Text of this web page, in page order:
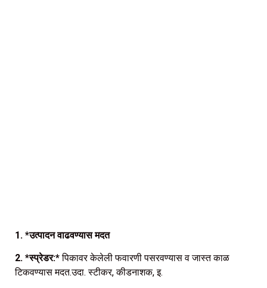
1. *उत्पादन वाढवण्यास मदत
2. *स्प्रेडर:*पिकावर केलेली फवारणी पसरवण्यास व जास्त काळ
टिकवण्यास मदत.उदा. स्टीकर, कीडनाशक, इ.